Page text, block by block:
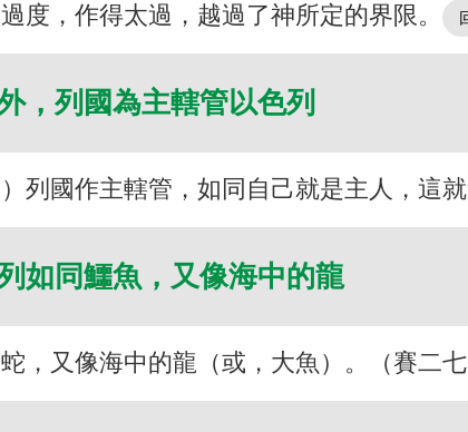
度，作得太過，越過了神所定的界限。
，列國為主轄管以色列
列國作主轄管，如同自己就是主人，這
如同鱷魚，又像海中的龍
，又像海中的龍（或，大魚）。（賽二